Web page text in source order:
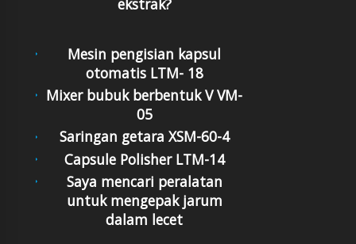
ekstrak?
Mesin pengisian kapsul
otomatis LTM- 18
Mixer bubuk berbentuk V VM-
05
Saringan getara XSM-60-4
Capsule Polisher LTM-14
Saya mencari peralatan
untuk mengepak jarum
dalam lecet